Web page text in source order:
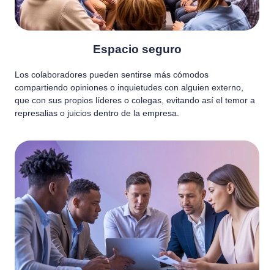
Espacio seguro
Los colaboradores pueden sentirse más cómodos
compartiendo opiniones o inquietudes con alguien externo,
que con sus propios líderes o colegas, evitando así el temor a
represalias o juicios dentro de la empresa.